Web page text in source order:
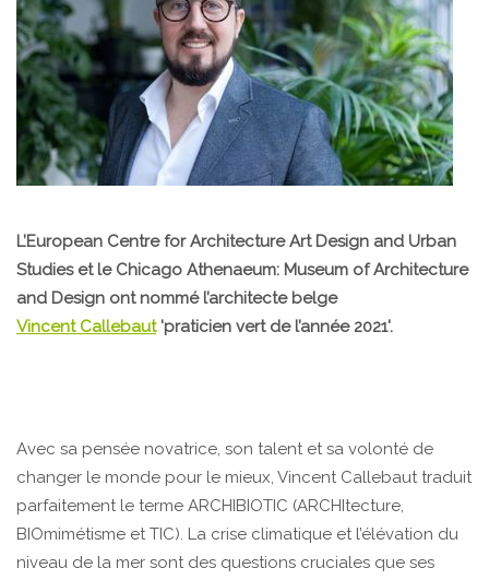
L’European Centre for Architecture Art Design and Urban
Studies et le Chicago Athenaeum: Museum of Architecture
and Design ont nommé l’architecte belge
Vincent Callebaut'praticien vert de l’année 2021'.
Avec sa pensée novatrice, son talent et sa volonté de
changer le monde pour le mieux, Vincent Callebaut traduit
parfaitement le terme ARCHIBIOTIC (ARCHItecture,
BIOmimétisme et TIC). La crise climatique et l’élévation du
niveau de la mer sont des questions cruciales que ses